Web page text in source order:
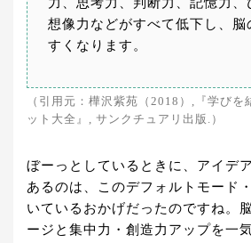
力、思考力、判断力、記憶力、
想像力などがすべて低下し、脳
すくなります。
（引用元：樺沢紫苑（2018）,『学びを
ット大全』, サンクチュアリ出版.）
ぼーっとしているときに、アイデ
あるのは、このデフォルトモード
いているおかげだったのですね。
ージと集中力・創造力アップを一